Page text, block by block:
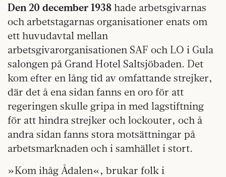
Den 20 december 1938 hade arbetsgivarnas
och arbetstagarnas organisationer enats om
ett huvudavtal mellan
arbetsgivarorganisationen SAF och LO i Gula
salongen på Grand Hotel Saltsjöbaden. Det
kom efter en lång tid av omfattande strejker,
där det å ena sidan fanns en oro för att
regeringen skulle gripa in med lagstiftning
för att hindra strejker och lockouter, och å
andra sidan fanns stora motsättningar på
arbetsmarknaden och i samhället i stort.
»Kom ihåg Ådalen«, brukar folk i